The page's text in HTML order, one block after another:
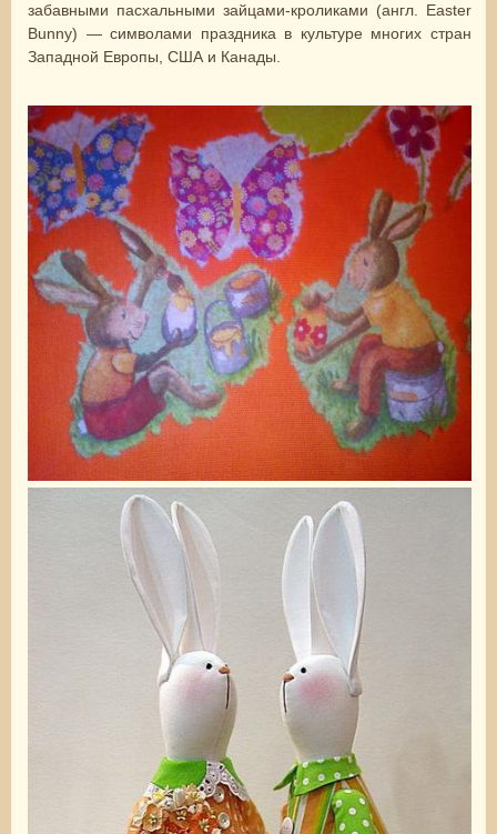
забавными пасхальными зайцами-кроликами (англ. Easter
Bunny) — символами праздника в культуре многих стран
Западной Европы, США и Канады.